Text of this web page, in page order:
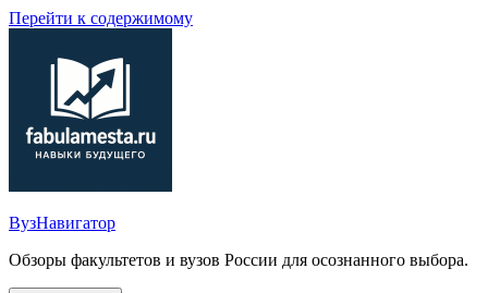
Перейти к содержимому
ВузНавигатор
Обзоры факультетов и вузов России для осознанного выбора.